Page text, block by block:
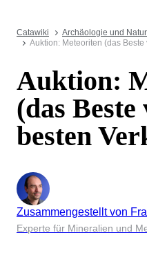
Catawiki Archäologie und
Auktion: Meteoriten (das
Auktion:
(das
besten
Zusammengestellt von
Experte für Mineralien und